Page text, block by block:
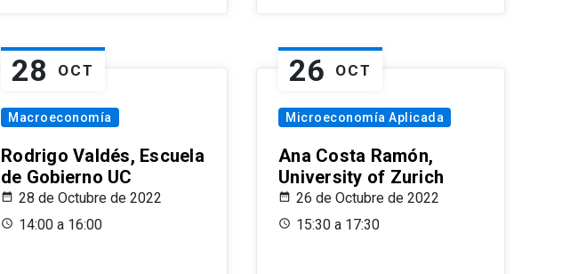
28 OCT
Macroeconomía
Rodrigo Valdés, Escuela
de Gobierno UC
28 de Octubre de 2022
14:00 a 16:00
26 OCT
Microeconomía Aplicada
Ana Costa Ramón,
University of Zurich
26 de Octubre de 2022
15:30 a 17:30